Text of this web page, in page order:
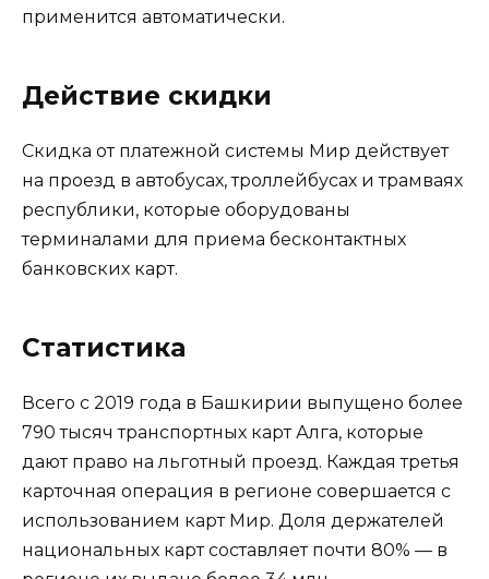
применится автоматически.
Действие скидки
Скидка от платежной системы Мир действует
на проезд в автобусах, троллейбусах и трамваях
республики, которые оборудованы
терминалами для приема бесконтактных
банковских карт.
Статистика
Всего с 2019 года в Башкирии выпущено более
790 тысяч транспортных карт Алга, которые
дают право на льготный проезд. Каждая третья
карточная операция в регионе совершается с
использованием карт Мир. Доля держателей
национальных карт составляет почти 80% — в